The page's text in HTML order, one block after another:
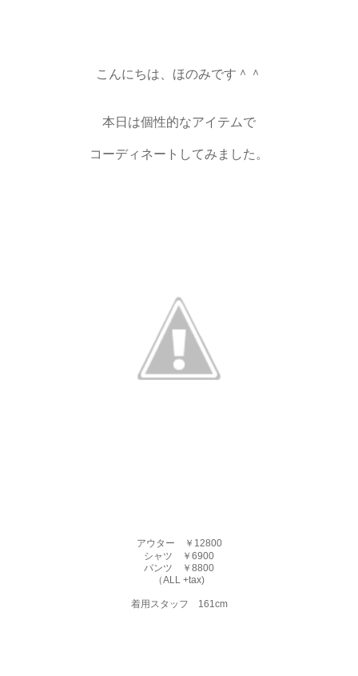
こんにちは、ほのみです＾＾
本日は個性的なアイテムで
コーディネートしてみました。
アウター ￥12800
シャツ ￥6900
パンツ ￥8800
（ALL +tax)
着用スタッフ 161cm